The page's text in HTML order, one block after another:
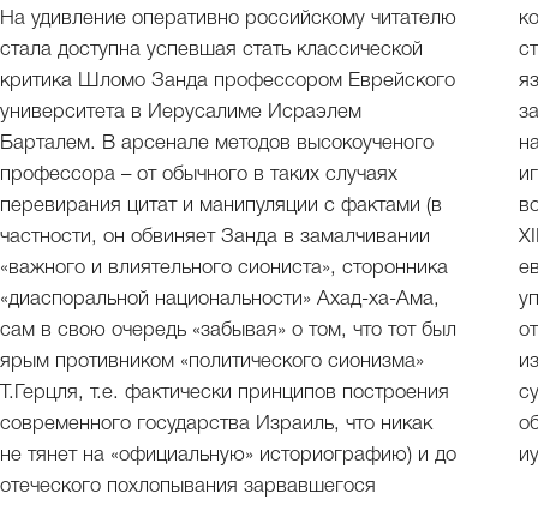
На удивление оперативно российскому читателю
стала доступна успевшая стать классической
критика Шломо Занда профессором Еврейского
университета в Иерусалиме Исраэлем
Барталем. В арсенале методов высокоученого
профессора – от обычного в таких случаях
перевирания цитат и манипуляции с фактами (в
частности, он обвиняет Занда в замалчивании
«важного и влиятельного сиониста», сторонника
«диаспоральной национальности» Ахад-ха-Ама,
сам в свою очередь «забывая» о том, что тот был
ярым противником «политического сионизма»
Т.Герцля, т.е. фактически принципов построения
современного государства Израиль, что никак
не тянет на «официальную» историографию) и до
отеческого похлопывания зарвавшегося